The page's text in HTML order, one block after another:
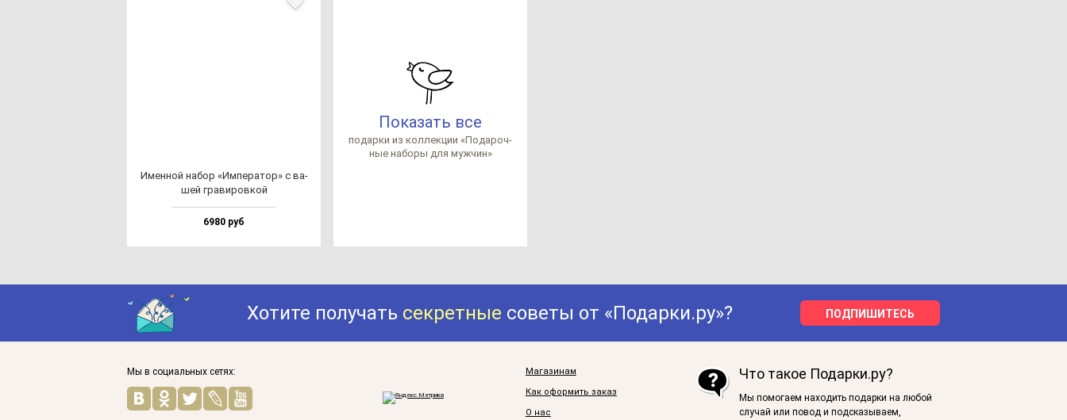
Имен­ной на­бор «Импе­ра­тор» с ва­
шей гра­ви­ров­кой
6980 руб
Показать все
по­дар­ки из кол­лек­ции «Пода­роч­
ные на­бо­ры для муж­чин»
Хотите получать секретные советы от «Подарки.ру»? ПОДПИШИТЕСЬ
Мы в социальных сетях:
Магазинам
Как оформить заказ
О нас
Что такое Подарки.ру?
Мы помогаем находить подарки на любой
случай или повод и подсказываем,